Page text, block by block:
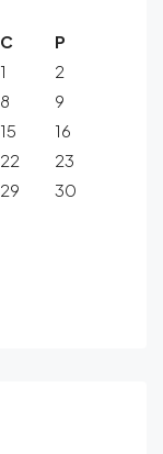
C
P
1
2
8
9
15
16
22
23
29
30